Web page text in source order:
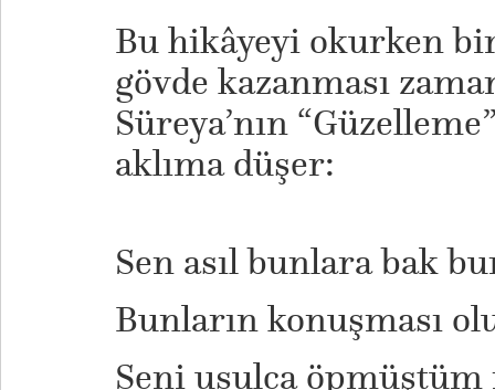
Bu hikâyeyi okurken
gövde kazanması
Süreya’nın
aklıma düşer:
Sen asıl bunlara bak
Bunların konuşması
Seni usulca